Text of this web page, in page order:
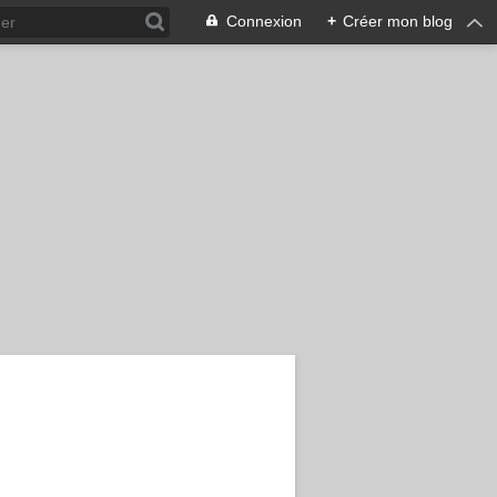
Connexion + Créer mon blog